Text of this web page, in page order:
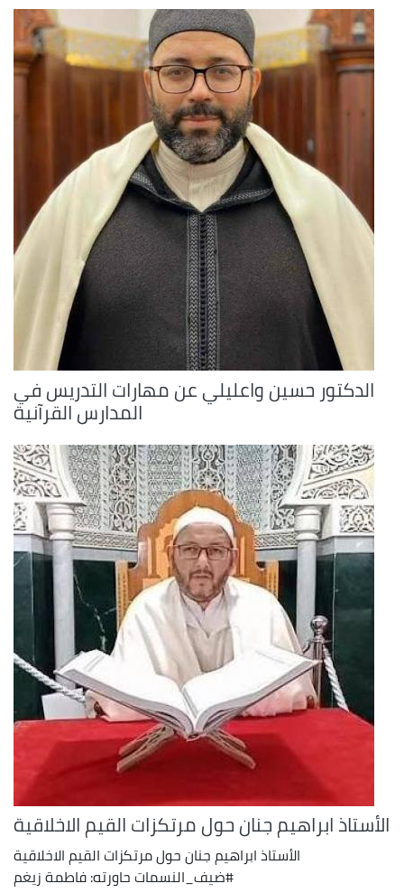
الدكتور حسين واعليلي عن مهارات التدريس في
المدارس القرآنية
الأستاذ ابراهيم جنان حول مرتكزات القيم الاخلاقية
الأستاذ ابراهيم جنان حول مرتكزات القيم الاخلاقية
#ضيف_النسمات حاورته: فاطمة زيغم